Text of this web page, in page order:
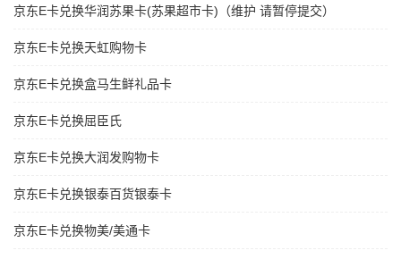
京东E卡兑换华润苏果卡(苏果超市卡)（维护 请暂停提交）
京东E卡兑换天虹购物卡
京东E卡兑换盒马生鲜礼品卡
京东E卡兑换屈臣氏
京东E卡兑换大润发购物卡
京东E卡兑换银泰百货银泰卡
京东E卡兑换物美/美通卡